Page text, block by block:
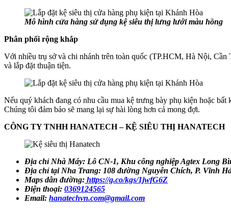
Mô hình cửa hàng sử dụng kệ siêu thị lưng lưới màu hồng
Phân phối rộng khắp
Với nhiều trụ sở và chi nhánh trên toàn quốc (TP.HCM, Hà Nội,
và lắp đặt thuận tiện.
Nếu quý khách đang có nhu cầu mua kệ trưng bày phụ kiện hoặc
Chúng tôi đảm bảo sẽ mang lại sự hài lòng hơn cả mong đợi.
CÔNG TY TNHH HANATECH – KỆ SIÊU THỊ HANATECH
Địa chỉ Nhà Máy: Lô CN-1, Khu công nghiệp Agtex Long
Địa chỉ tại Nha Trang: 108 đường Nguyễn Chích, P. Vĩnh
Maps dẫn đường: https://g.co/kgs/1jwfG6Z
Điện thoại: 0369124565
Email: hanatechvn.com@gmail.com